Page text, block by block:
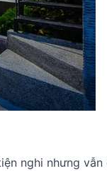
nghi nhưng